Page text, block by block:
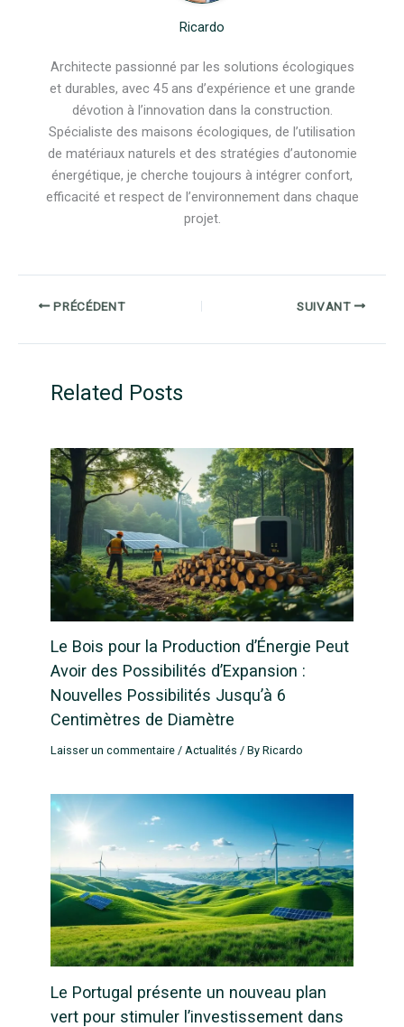
Ricardo
Architecte passionné par les solutions écologiques
et durables, avec 45 ans d’expérience et une grande
dévotion à l’innovation dans la construction.
Spécialiste des maisons écologiques, de l’utilisation
de matériaux naturels et des stratégies d’autonomie
énergétique, je cherche toujours à intégrer confort,
efficacité et respect de l’environnement dans chaque
projet.
PRÉCÉDENT SUIVANT
Related Posts
Le Bois pour la Production d’Énergie Peut
Avoir des Possibilités d’Expansion :
Nouvelles Possibilités Jusqu’à 6
Centimètres de Diamètre
Laisser un commentaire /Actualités / ByRicardo
Le Portugal présente un nouveau plan
vert pour stimuler l’investissement dans